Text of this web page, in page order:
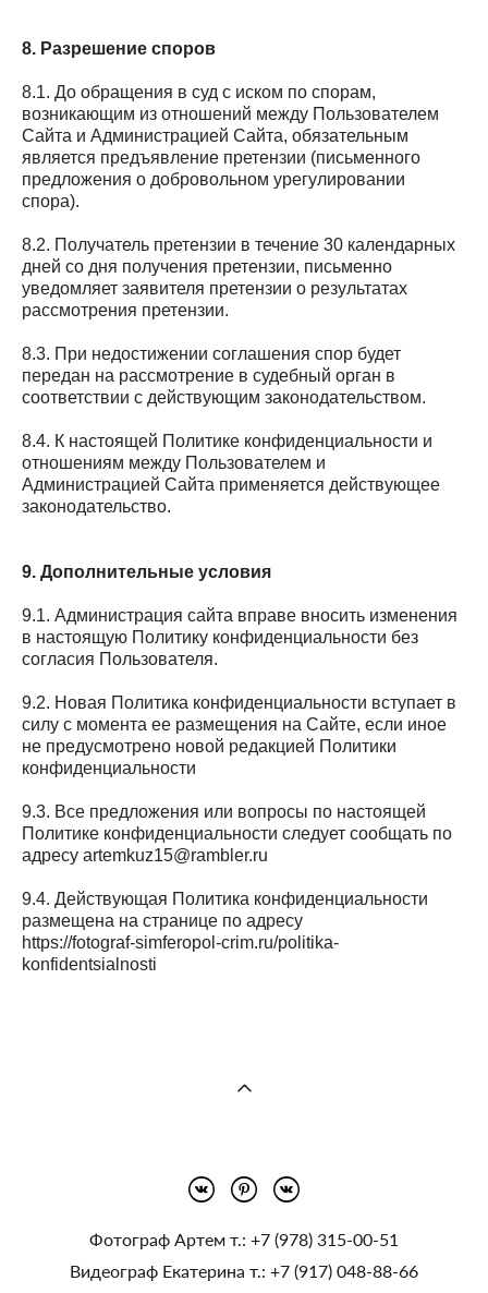
8. Разрешение споров
8.1. До обращения в суд с иском по спорам,
возникающим из отношений между Пользователем
Сайта и Администрацией Сайта, обязательным
является предъявление претензии (письменного
предложения о добровольном урегулировании
спора).
8.2. Получатель претензии в течение 30 календарных
дней со дня получения претензии, письменно
уведомляет заявителя претензии о результатах
рассмотрения претензии.
8.3. При недостижении соглашения спор будет
передан на рассмотрение в судебный орган в
соответствии с действующим законодательством.
8.4. К настоящей Политике конфиденциальности и
отношениям между Пользователем и
Администрацией Сайта применяется действующее
законодательство.
9. Дополнительные условия
9.1. Администрация сайта вправе вносить изменения
в настоящую Политику конфиденциальности без
согласия Пользователя.
9.2. Новая Политика конфиденциальности вступает в
силу с момента ее размещения на Сайте, если иное
не предусмотрено новой редакцией Политики
конфиденциальности
9.3. Все предложения или вопросы по настоящей
Политике конфиденциальности следует сообщать по
адресу artemkuz15@rambler.ru
9.4. Действующая Политика конфиденциальности
размещена на странице по адресу
https://fotograf-simferopol-crim.ru/politika-
konfidentsialnosti
Фотограф Артем т.: +7 (978) 315-00-51
Видеограф Екатерина т.: +7 (917) 048-88-66